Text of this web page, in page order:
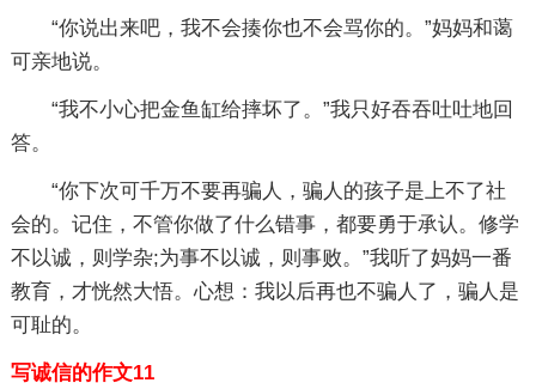
“你说出来吧，我不会揍你也不会骂你的。”妈妈和蔼
可亲地说。
“我不小心把金鱼缸给摔坏了。”我只好吞吞吐吐地回
答。
“你下次可千万不要再骗人，骗人的孩子是上不了社
会的。记住，不管你做了什么错事，都要勇于承认。修学
不以诚，则学杂;为事不以诚，则事败。”我听了妈妈一番
教育，才恍然大悟。心想：我以后再也不骗人了，骗人是
可耻的。
写诚信的作文11